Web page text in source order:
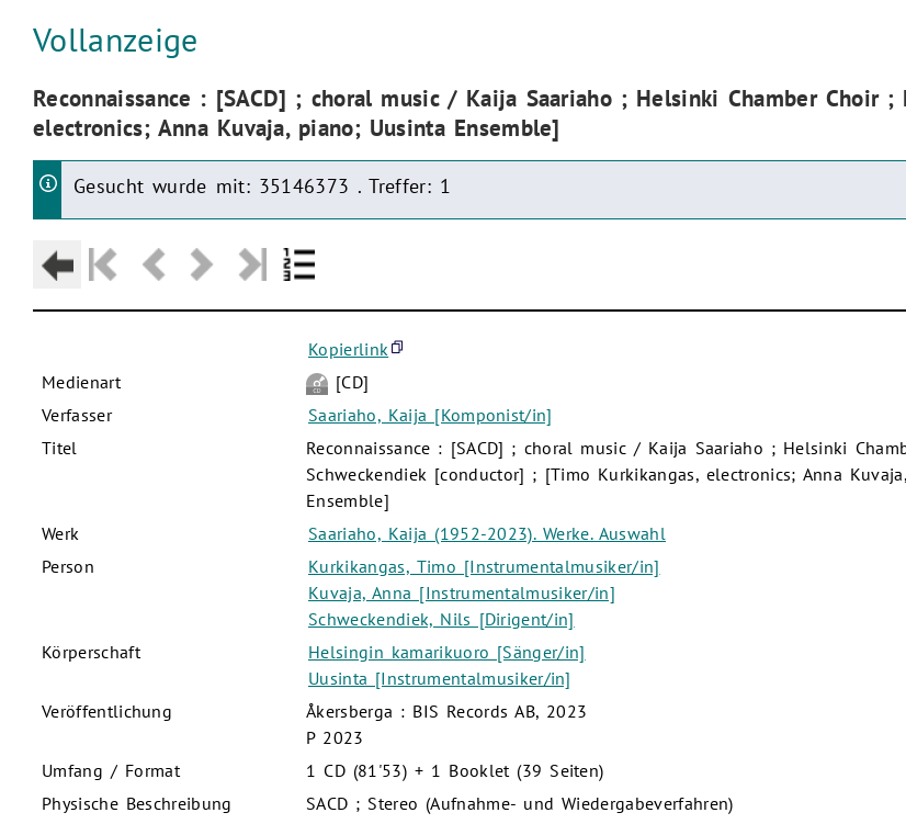
Aktuelle Seite:
Vollanzeige
Aktuelle Seite:
Reconnaissance : [SACD] ; choral music / Kaija Saariaho ; Helsinki Chamber Choir
electronics; Anna Kuvaja, piano; Uusinta Ensemble]
Gesucht wurde mit: 35146373 . Treffer: 1
Kopierlink
Medienart
[CD]
Verfasser
Saariaho, Kaija [Komponist/in]
Titel
Reconnaissance : [SACD] ; choral music / Kaija Saariaho ; Helsinki
Schweckendiek [conductor] ; [Timo Kurkikangas, electronics; Anna
Ensemble]
Werk
Saariaho, Kaija (1952-2023). Werke. Auswahl
Person
Kurkikangas, Timo [Instrumentalmusiker/in]
Kuvaja, Anna [Instrumentalmusiker/in]
Schweckendiek, Nils [Dirigent/in]
Körperschaft
Helsingin kamarikuoro [Sänger/in]
Uusinta [Instrumentalmusiker/in]
Veröffentlichung
Åkersberga : BIS Records AB, 2023
P 2023
Umfang / Format
1 CD (81'53) + 1 Booklet (39 Seiten)
Physische Beschreibung
SACD ; Stereo (Aufnahme- und Wiedergabeverfahren)